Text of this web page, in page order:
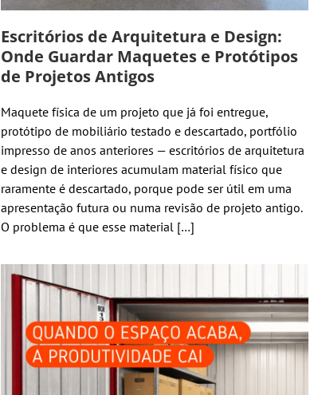
Escritórios de Arquitetura e Design:
Onde Guardar Maquetes e Protótipos
de Projetos Antigos
Maquete física de um projeto que já foi entregue,
protótipo de mobiliário testado e descartado, portfólio
impresso de anos anteriores — escritórios de arquitetura
e design de interiores acumulam material físico que
raramente é descartado, porque pode ser útil em uma
apresentação futura ou numa revisão de projeto antigo.
O problema é que esse material […]